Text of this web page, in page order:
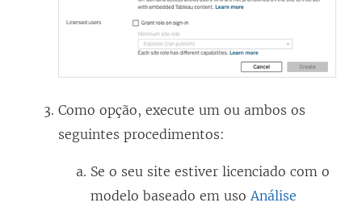
Como opção, execute um ou ambos os
seguintes procedimentos:
Se o seu site estiver licenciado com o
modelo baseado em usoAnálise